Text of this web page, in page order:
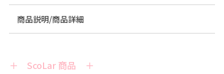
商品説明/商品詳細
＋ ScoLar 商品 ＋